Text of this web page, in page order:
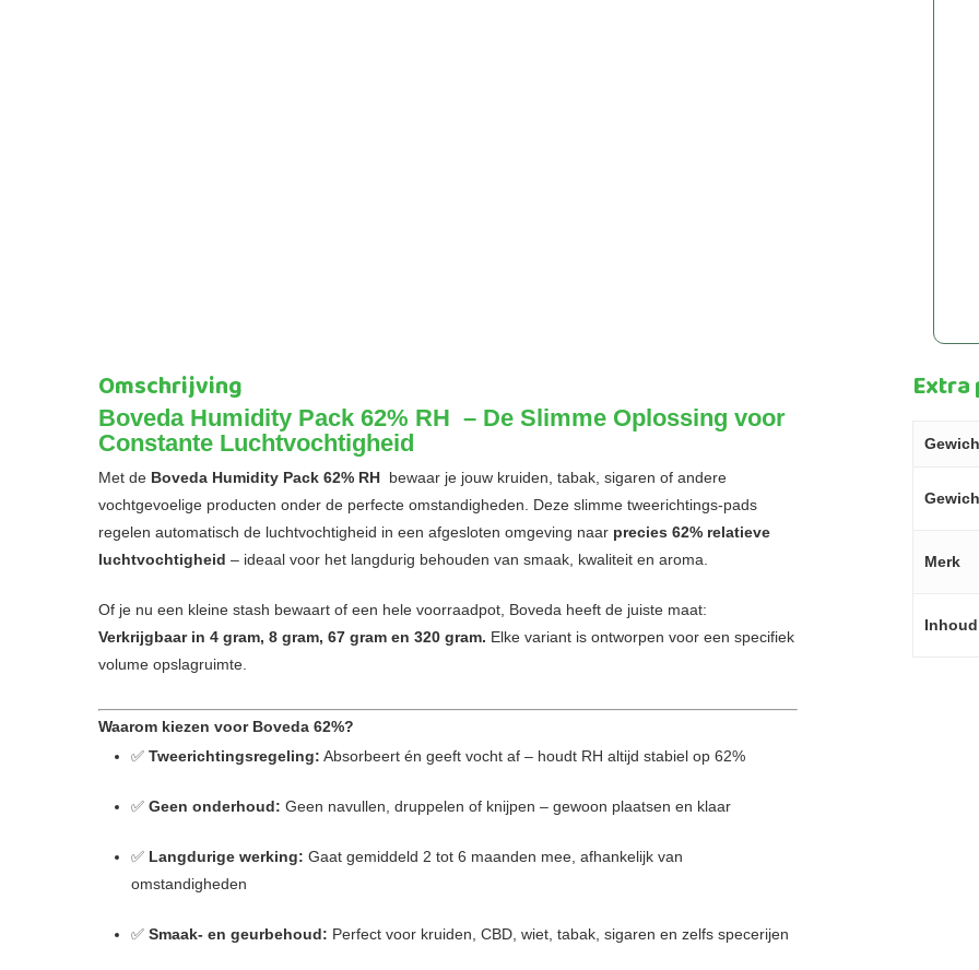
Omschrijving
Boveda Humidity Pack 62% RH – De Slimme Oplossing voor
Constante Luchtvochtigheid
Met de Boveda Humidity Pack 62% RH bewaar je jouw kruiden, tabak, sigaren of andere
vochtgevoelige producten onder de perfecte omstandigheden. Deze slimme tweerichtings-pads
regelen automatisch de luchtvochtigheid in een afgesloten omgeving naar precies 62% relatieve
luchtvochtigheid – ideaal voor het langdurig behouden van smaak, kwaliteit en aroma.
Of je nu een kleine stash bewaart of een hele voorraadpot, Boveda heeft de juiste maat:
Verkrijgbaar in 4 gram, 8 gram, 67 gram en 320 gram. Elke variant is ontworpen voor een specifiek
volume opslagruimte.
Waarom kiezen voor Boveda 62%?
✅ Tweerichtingsregeling: Absorbeert én geeft vocht af – houdt RH altijd stabiel op 62%
✅ Geen onderhoud: Geen navullen, druppelen of knijpen – gewoon plaatsen en klaar
✅ Langdurige werking: Gaat gemiddeld 2 tot 6 maanden mee, afhankelijk van
omstandigheden
✅ Smaak- en geurbehoud: Perfect voor kruiden, CBD, wiet, tabak, sigaren en zelfs specerijen
Merk
Inhoud